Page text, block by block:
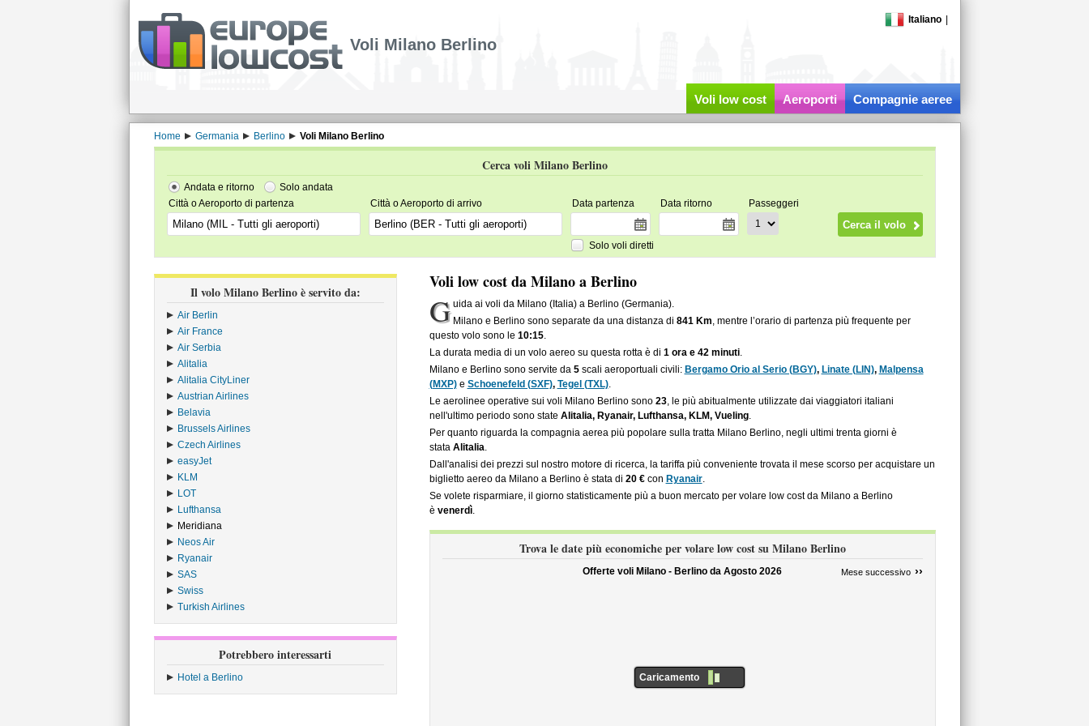
Italiano
Voli Milano Berlino
Voli low cost Aeroporti Compagnie aeree
Home Germania Berlino Voli Milano Berlino
Cerca voli Milano Berlino
Andata e ritorno
Solo andata
Città o Aeroporto di partenza
Città o Aeroporto di arrivo Data partenza Data ritorno Passeggeri
Solo voli diretti
Il volo Milano Berlino è servito da:
Air Berlin
Air France
Air Serbia
Alitalia
Alitalia CityLiner
Austrian Airlines
Belavia
Brussels Airlines
Czech Airlines
easyJet
KLM
LOT
Lufthansa
Meridiana
Neos Air
Ryanair
SAS
Swiss
Turkish Airlines
Potrebbero interessarti
Hotel a Berlino
Voli low cost da Milano a Berlino
G uida ai voli da Milano (Italia) a Berlino (Germania).
Milano e Berlino sono separate da una distanza di841 Km, mentre l’orario di partenza più frequente per
questo volo sono le 10:15.
La durata media di un volo aereo su questa rotta è di 1 ora e 42 minuti.
Milano e Berlino sono servite da 5scali aeroportuali civili: Bergamo Orio al Serio (BGY), Linate (LIN), Malpensa
(MXP)e Schoenefeld (SXF), Tegel (TXL).
Le aerolinee operative sui voli Milano Berlino sono 23, le più abitualmente utilizzate dai viaggiatori italiani
nell'ultimo periodo sono state Alitalia, Ryanair, Lufthansa, KLM, Vueling.
Per quanto riguarda la compagnia aerea più popolare sulla tratta Milano Berlino, negli ultimi trenta giorni è
stata Alitalia.
Dall'analisi dei prezzi sul nostro motore di ricerca, la tariffa più conveniente trovata il mese scorso per acquistare un
biglietto aereo da Milano a Berlino è stata di 20 €con Ryanair.
Se volete risparmiare, il giorno statisticamente più a buon mercato per volare low cost da Milano a Berlino
è venerdì.
Trova le date più economiche per volare low cost su Milano Berlino
Offerte voli Milano - Berlino da Agosto 2026 Mese successivo ››
Caricamento